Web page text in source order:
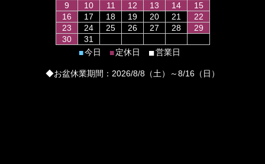
9
10 11 12 13 14
15
16
17 18 19 20 21
22
23
24 25 26 27 28
29
30
31
■今日 ■定休日 ■営業日
◆お盆休業期間：2026/8/8（土）～8/16（日）